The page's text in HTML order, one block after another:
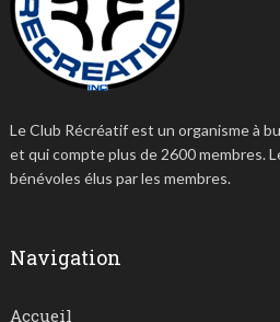
Le Club Récréatif est un organisme à
et qui compte plus de 2600 membres.
bénévoles élus par les membres.
Navigation
Accueil